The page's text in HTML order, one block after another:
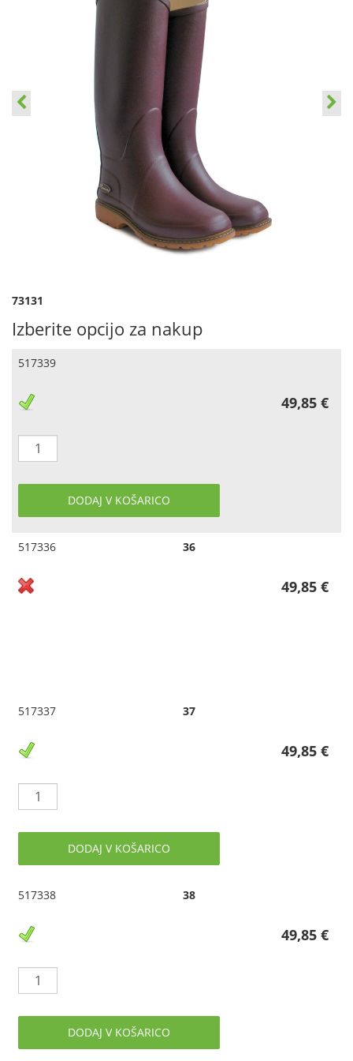
73131
Izberite opcijo za nakup
517339
49,85 €
DODAJ V KOŠARICO
517336 36
49,85 €
517337 37
49,85 €
DODAJ V KOŠARICO
517338 38
49,85 €
DODAJ V KOŠARICO